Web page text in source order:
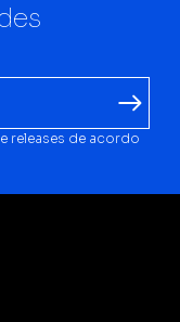
releases de acordo